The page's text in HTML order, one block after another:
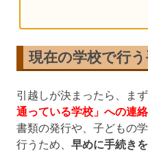
現在の学校で行う
引越しが決まったら、まず
通っている学校」への連絡
書類の発行や、子どもの
行うため、 早めに手続き